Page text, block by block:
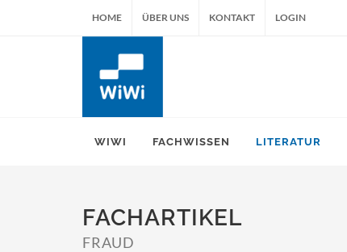
HOME ÜBER UNS KONTAKT LOGIN
WIWI FACHWISSEN LITERATUR
FACHARTIKEL
FRAUD